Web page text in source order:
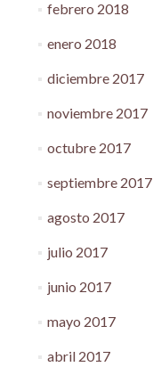
febrero 2018
enero 2018
diciembre 2017
noviembre 2017
octubre 2017
septiembre 2017
agosto 2017
julio 2017
junio 2017
mayo 2017
abril 2017